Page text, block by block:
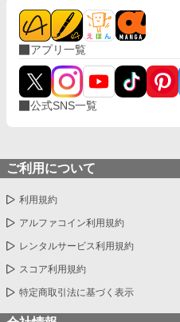
アプリ一覧
公式SNS一覧
ご利用について
利用規約
アルファコイン利用規約
レンタルサービス利用規約
スコア利用規約
特定商取引法に基づく表示